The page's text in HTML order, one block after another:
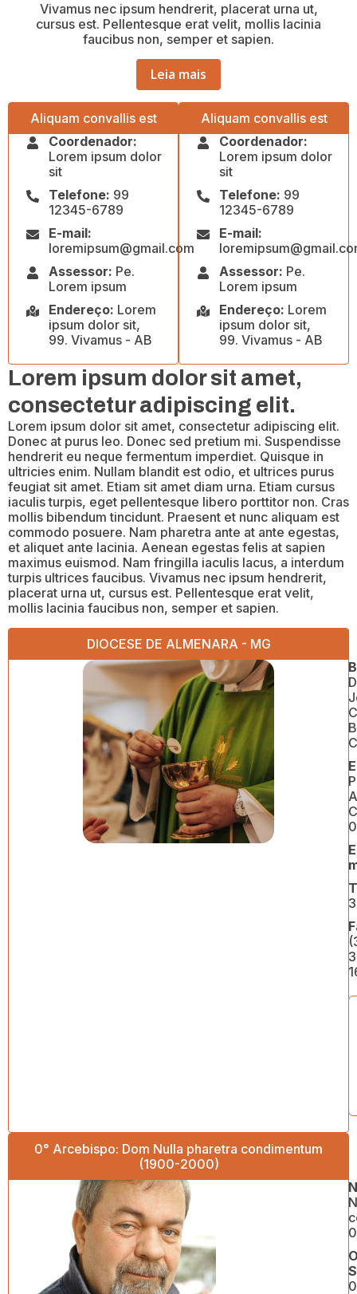
Vivamus nec ipsum hendrerit, placerat urna ut,
cursus est. Pellentesque erat velit, mollis lacinia
faucibus non, semper et sapien.
Leia mais
Aliquam convallis est
Coordenador:
Lorem ipsum dolor
sit
Telefone: 99
12345-6789
E-mail:
loremipsum@gmail.com
Assessor: Pe.
Lorem ipsum
Endereço: Lorem
ipsum dolor sit,
99. Vivamus - AB
Aliquam convallis est
Coordenador:
Lorem ipsum dolor
sit
Telefone: 99
12345-6789
E-mail:
Assessor: Pe.
Lorem ipsum
Endereço: Lorem
ipsum dolor sit,
99. Vivamus - AB
Lorem ipsum dolor sit amet,
consectetur adipiscing elit.
Lorem ipsum dolor sit amet, consectetur adipiscing elit.
Donec at purus leo. Donec sed pretium mi. Suspendisse
hendrerit eu neque fermentum imperdiet. Quisque in
ultricies enim. Nullam blandit est odio, et ultrices purus
feugiat sit amet. Etiam sit amet diam urna. Etiam cursus
iaculis turpis, eget pellentesque libero porttitor non. Cras
mollis bibendum tincidunt. Praesent et nunc aliquam est
commodo posuere. Nam pharetra ante at ante egestas,
et aliquet ante lacinia. Aenean egestas felis at sapien
maximus euismod. Nam fringilla iaculis lacus, a interdum
turpis ultrices faucibus. Vivamus nec ipsum hendrerit,
placerat urna ut, cursus est. Pellentesque erat velit,
mollis lacinia faucibus non, semper et sapien.
DIOCESE DE ALMENARA - MG
0° Arcebispo: Dom Nulla pharetra condimentum
(1900-2000)